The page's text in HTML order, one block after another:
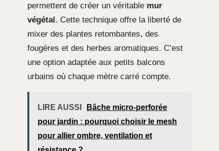
permettent de créer un véritable mur
végétal. Cette technique offre la liberté de
mixer des plantes retombantes, des
fougères et des herbes aromatiques. C’est
une option adaptée aux petits balcons
urbains où chaque mètre carré compte.
LIRE AUSSI
Bâche micro-perforée
pour jardin : pourquoi choisir le mesh
pour allier ombre, ventilation et